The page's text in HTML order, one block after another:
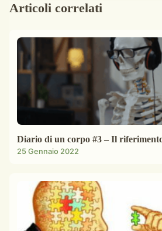
Articoli correlati
Diario di un corpo #3 – Il
25 Gennaio 2022